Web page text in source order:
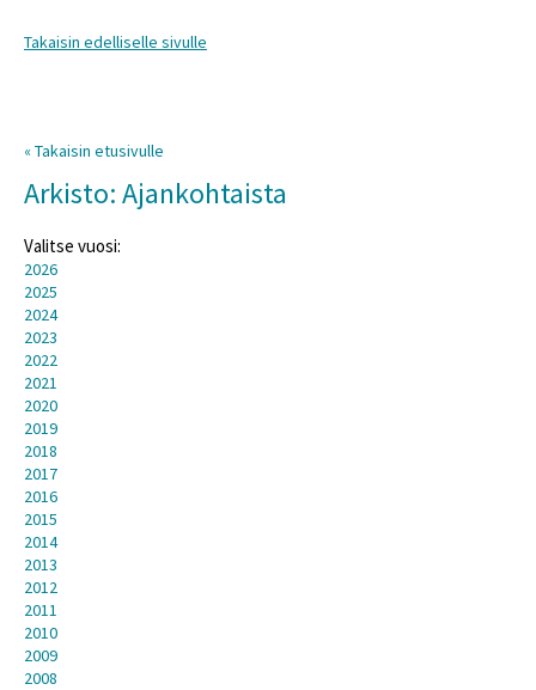
Takaisin edelliselle sivulle
« Takaisin etusivulle
Arkisto: Ajankohtaista
Valitse vuosi:
2026
2025
2024
2023
2022
2021
2020
2019
2018
2017
2016
2015
2014
2013
2012
2011
2010
2009
2008